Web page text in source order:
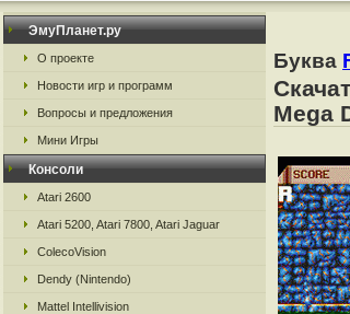
ЭмуПланет.ру
О проекте
Новости игр и программ
Вопросы и предложения
Мини Игры
Консоли
Atari 2600
Atari 5200, Atari 7800, Atari Jaguar
ColecoVision
Dendy (Nintendo)
Mattel Intellivision
Буква
Mega